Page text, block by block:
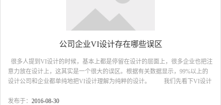
公司企业VI设计存在哪些误区
很多人提到VI设计的时候，基本上都是停留在设计的层面上，很多企业也把注
意力放在设计上，这其实是一个很大的误区。根据有关数据显示，99%以上的
设计公司和企业都单纯地把VI设计理解为纯粹的设计。 我们先看下VI设计
感染力的部分。是将CI的非可视内容转化为静态的视觉识别符号，以无比丰富
发布于： 2016-08-30